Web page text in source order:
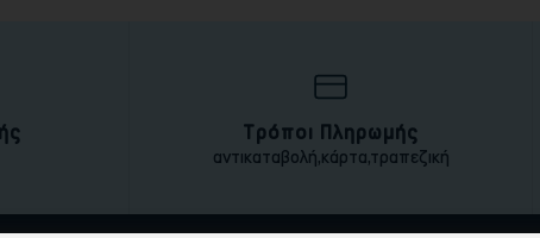
Τρόποι Πληρωμής
αντικαταβολή,κάρτα,τραπεζική